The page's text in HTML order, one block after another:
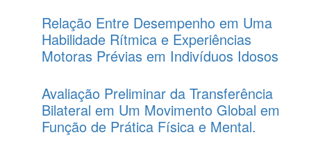
Relação Entre Desempenho em Uma
Habilidade Rítmica e Experiências
Motoras Prévias em Indivíduos Idosos
Avaliação Preliminar da Transferência
Bilateral em Um Movimento Global em
Função de Prática Física e Mental.